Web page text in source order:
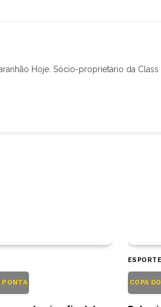
Hoje. Sócio-proprietário da
PONTA
ESPORTE
COPA